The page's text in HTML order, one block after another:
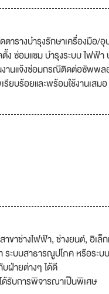
ตารางบำรุงรักษาเครื่องมือ/
ซ่อมแซม บำรุงระบบ ไฟฟ้า
งานแจ้งซ่อมกรณีติดต่อซัพพ
ยบร้อยและพร้อมใช้งานเสมอ
าช่างไฟฟ้า, ช่างยนต์, อิเล็
ะบบสาธารณูปโภค หรือระบ
บฝ่ายต่างๆ ได้ดี
ด้รับการพิจารณาเป็นพิเศษ